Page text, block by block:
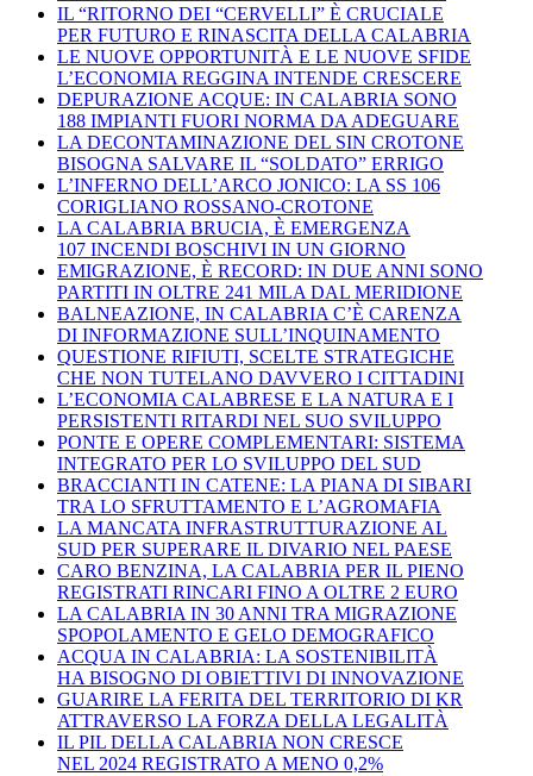
IL “RITORNO DEI “CERVELLI” È CRUCIALE
PER FUTURO E RINASCITA DELLA CALABRIA
LE NUOVE OPPORTUNITÀ E LE NUOVE SFIDE
L’ECONOMIA REGGINA INTENDE CRESCERE
DEPURAZIONE ACQUE: IN CALABRIA SONO
188 IMPIANTI FUORI NORMA DA ADEGUARE
LA DECONTAMINAZIONE DEL SIN CROTONE
BISOGNA SALVARE IL “SOLDATO” ERRIGO
L’INFERNO DELL’ARCO JONICO: LA SS 106
CORIGLIANO ROSSANO-CROTONE
LA CALABRIA BRUCIA, È EMERGENZA
107 INCENDI BOSCHIVI IN UN GIORNO
EMIGRAZIONE, È RECORD: IN DUE ANNI SONO
PARTITI IN OLTRE 241 MILA DAL MERIDIONE
BALNEAZIONE, IN CALABRIA C’È CARENZA
DI INFORMAZIONE SULL’INQUINAMENTO
QUESTIONE RIFIUTI, SCELTE STRATEGICHE
CHE NON TUTELANO DAVVERO I CITTADINI
L’ECONOMIA CALABRESE E LA NATURA E I
PERSISTENTI RITARDI NEL SUO SVILUPPO
PONTE E OPERE COMPLEMENTARI: SISTEMA
INTEGRATO PER LO SVILUPPO DEL SUD
BRACCIANTI IN CATENE: LA PIANA DI SIBARI
TRA LO SFRUTTAMENTO E L’AGROMAFIA
LA MANCATA INFRASTRUTTURAZIONE AL
SUD PER SUPERARE IL DIVARIO NEL PAESE
CARO BENZINA, LA CALABRIA PER IL PIENO
REGISTRATI RINCARI FINO A OLTRE 2 EURO
LA CALABRIA IN 30 ANNI TRA MIGRAZIONE
SPOPOLAMENTO E GELO DEMOGRAFICO
ACQUA IN CALABRIA: LA SOSTENIBILITÀ
HA BISOGNO DI OBIETTIVI DI INNOVAZIONE
GUARIRE LA FERITA DEL TERRITORIO DI KR
ATTRAVERSO LA FORZA DELLA LEGALITÀ
IL PIL DELLA CALABRIA NON CRESCE
NEL 2024 REGISTRATO A MENO 0,2%